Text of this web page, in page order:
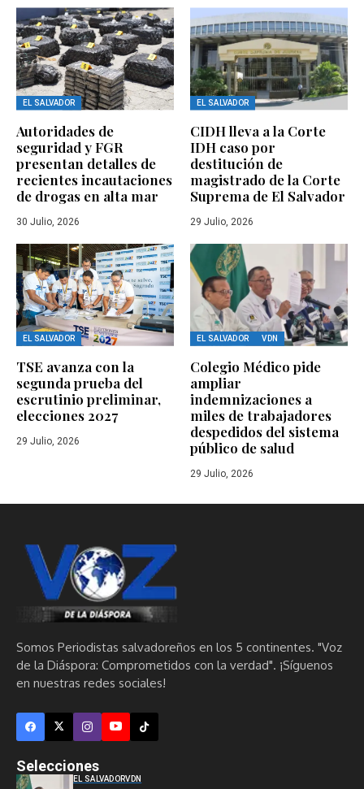
EL SALVADOR
Autoridades de
seguridad y FGR
presentan detalles de
recientes incautaciones
de drogas en alta mar
30 Julio, 2026
EL SALVADOR
CIDH lleva a la Corte
IDH caso por
destitución de
magistrado de la Corte
Suprema de El Salvador
29 Julio, 2026
EL SALVADOR
TSE avanza con la
segunda prueba del
escrutinio preliminar,
elecciones 2027
29 Julio, 2026
EL SALVADOR VDN
Colegio Médico pide
ampliar
indemnizaciones a
miles de trabajadores
despedidos del sistema
público de salud
29 Julio, 2026
Somos Periodistas salvadoreños en los 5 continentes. "Voz
de la Diáspora: Comprometidos con la verdad". ¡Síguenos
en nuestras redes sociales!
Selecciones
EL SALVADORVDN